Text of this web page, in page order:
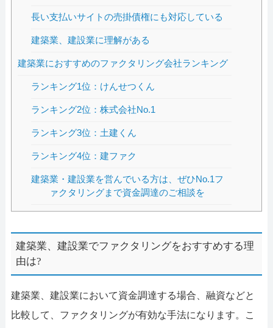
長い支払いサイトの売掛債権にも対応している
建築業、建設業に理解がある
建築業におすすめのファクタリング会社ランキング
ランキング1位：けんせつくん
ランキング2位：株式会社No.1
ランキング3位：土建くん
ランキング4位：建ファク
建築業・建設業を営んでいる方は、ぜひNo.1フ
ァクタリングまで資金調達のご相談を
建築業、建設業でファクタリングをおすすめする理
由は?
建築業、建設業において資金調達する場合、融資などと
比較して、ファクタリングが有効な手法になります。こ